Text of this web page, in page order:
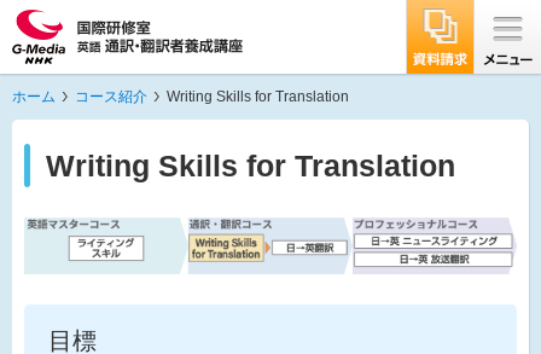
ホーム コース紹介 Writing Skills for Translation
Writing Skills for Translation
目標